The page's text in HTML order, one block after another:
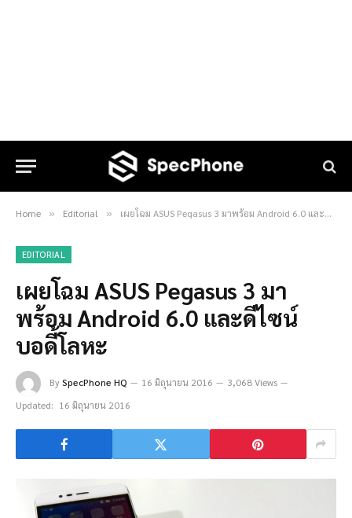
Home » Editorial » เผยโฉม ASUS Pegasus 3 มาพร้อม Android 6.0 และดีไซน์บอดี้โลหะ
EDITORIAL
เผยโฉม ASUS Pegasus 3 มา
พร้อม Android 6.0 และดีไซน์
บอดี้โลหะ
BySpecPhone HQ 16 มิถุนายน 2016
3,068 Views
Updated: 16 มิถุนายน 2016